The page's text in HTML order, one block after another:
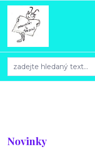
Novinky